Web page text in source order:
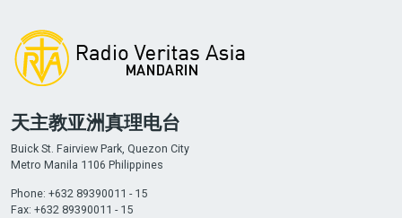
天主教亚洲真理电台
Buick St. Fairview Park, Quezon City
Metro Manila 1106 Philippines
Phone: +632 89390011 - 15
Fax: +632 89390011 - 15